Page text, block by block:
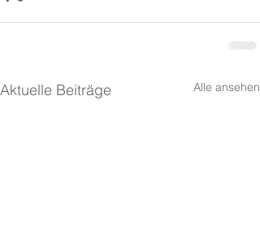
Aktuelle Beiträge Alle ansehen